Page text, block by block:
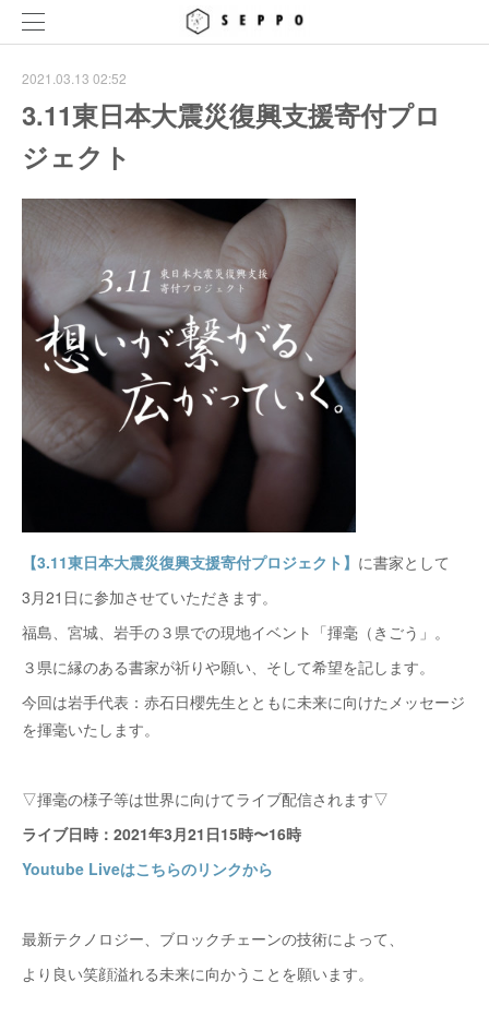
2021.03.13 02:52
3.11東日本大震災復興支援寄付プロ
ジェクト
【3.11東日本大震災復興支援寄付プロジェクト】 に書家として
3月21日に参加させていただきます。
福島、宮城、岩手の３県での現地イベント「揮毫（きごう」。
３県に縁のある書家が祈りや願い、そして希望を記します。
今回は岩手代表：赤石日櫻先生とともに未来に向けたメッセージ
を揮毫いたします。
▽揮毫の様子等は世界に向けてライブ配信されます▽
ライブ日時：2021年3月21日15時〜16時
Youtube Liveはこちらのリンクから
最新テクノロジー、ブロックチェーンの技術によって、
より良い笑顔溢れる未来に向かうことを願います。